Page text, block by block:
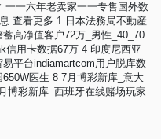
一六年老卖家一一专售国外数
查看更多 1 日本法務局不動産
高净值客户72万_男性_40_70
信用卡数据67万 4 印度尼西亚
平台indiamartcom用户脱库数
医生 8 7月博彩新库_意大
博彩新库_西班牙在线赌场玩家